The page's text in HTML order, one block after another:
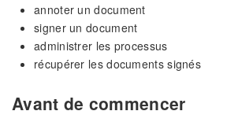
annoter un document
signer un document
administrer les processus
récupérer les documents signés
Avant de commencer